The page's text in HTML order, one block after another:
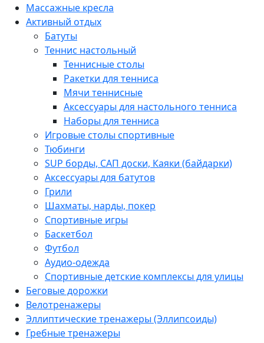
Массажные кресла
Активный отдых
Батуты
Теннис настольный
Теннисные столы
Ракетки для тенниса
Мячи теннисные
Аксессуары для настольного тенниса
Наборы для тенниса
Игровые столы спортивные
Тюбинги
SUP борды, САП доски, Каяки (байдарки)
Аксессуары для батутов
Грили
Шахматы, нарды, покер
Спортивные игры
Баскетбол
Футбол
Аудио-одежда
Спортивные детские комплексы для улицы
Беговые дорожки
Велотренажеры
Эллиптические тренажеры (Эллипсоиды)
Гребные тренажеры